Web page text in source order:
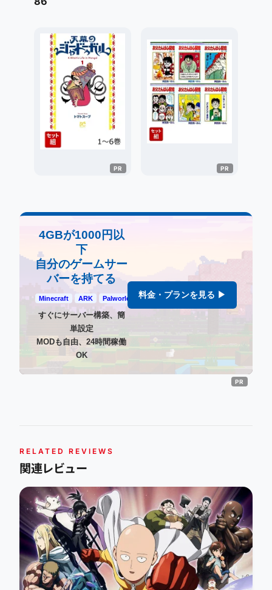
4GBが1000円以
下
自分のゲームサー
バーを持てる
Minecraft ARK Palworld
すぐにサーバー構築、簡
単設定
MODも自由、24時間稼働
OK
料金・プランを見る ▶
RELATED REVIEWS
関連レビュー